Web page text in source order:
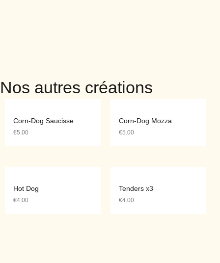
Nos autres créations
Corn-Dog Saucisse
€5.00
Corn-Dog Mozza
€5.00
Hot Dog
€4.00
Tenders x3
€4.00